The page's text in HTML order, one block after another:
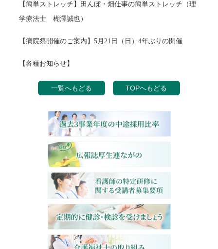
【簡単ストレッチ】田んぼ・畑仕事の簡単ストレッチ（理
学療法士 楜澤誠也）
【病院祭開催のご案内】5月21日（日）4年ぶりの開催
【各種お知らせ】
一覧へもどる TOPへもどる